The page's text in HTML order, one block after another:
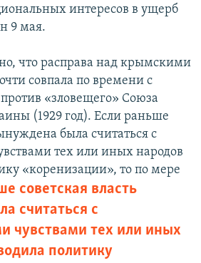
интересов в ущерб
9 мая.
что расправа над крымскими
совпала по времени с
«зловещего» Союза
(1929 год). Если раньше
была считаться с
тех или иных народов
советская власть
считаться с
чувствами тех или иных
политику
«коренизации», то по мере